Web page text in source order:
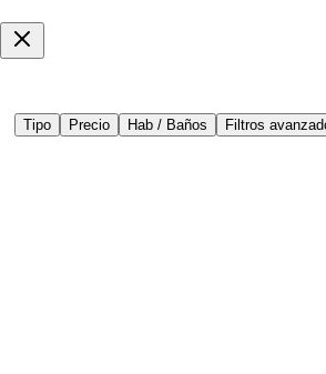
Tipo Precio Hab / Baños Filtros